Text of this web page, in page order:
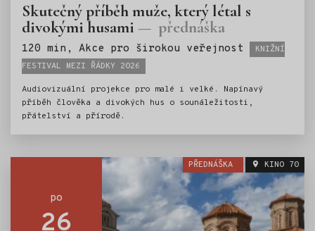
Skutečný příběh muže, který létal s
divokými husami přednáška
120 min, Akce pro širokou veřejnost Štítky:
KNIŽNÍ
FESTIVAL MEZI ŘÁDKY 2026
Audiovizuální projekce pro malé i velké. Napínavý
příběh člověka a divokých hus o sounáležitosti,
přátelství a přírodě.
po
26
PŘEDNÁŠKA KINO 70